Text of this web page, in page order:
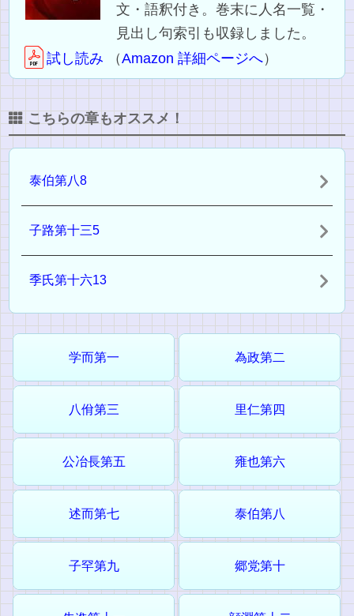
文・語釈付き。巻末に人名一覧・
見出し句索引も収録しました。
試し読み （Amazon 詳細ページへ）
こちらの章もオススメ！
泰伯第八8
子路第十三5
季氏第十六13
学而第一 為政第二
八佾第三 里仁第四
公冶長第五 雍也第六
述而第七 泰伯第八
子罕第九 郷党第十